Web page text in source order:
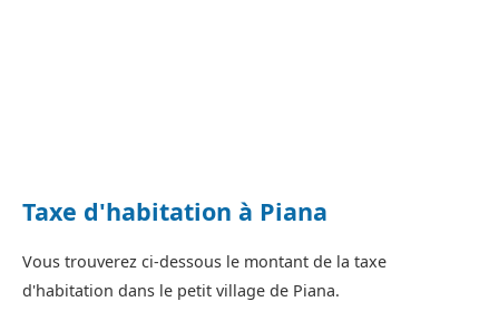
Taxe d'habitation à Piana
Vous trouverez ci-dessous le montant de la taxe
d'habitation dans le petit village de Piana.